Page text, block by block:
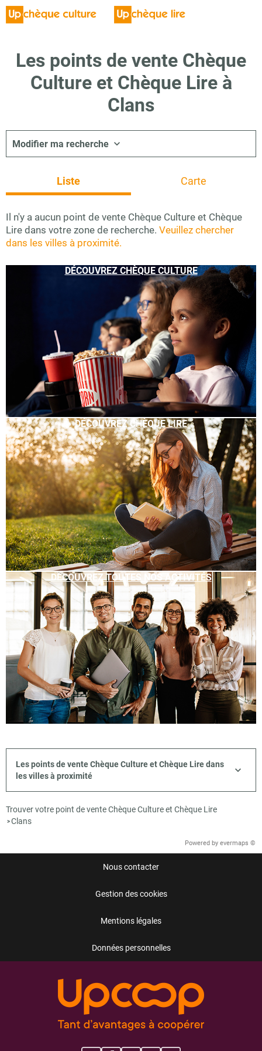
Les points de vente Chèque
Culture et Chèque Lire à
Clans
Modifier ma recherche
Liste Carte
Il n'y a aucun point de vente Chèque Culture et Chèque
Lire dans votre zone de recherche. Veuillez chercher
dans les villes à proximité.
DÉCOUVREZ CHÈQUE CULTURE
DÉCOUVREZ CHÈQUE LIRE
DÉCOUVREZ TOUTES NOS ACTIVITÉS
Les points de vente Chèque Culture et Chèque Lire dans
les villes à proximité
Trouver votre point de vente Chèque Culture et Chèque Lire
>Clans
Powered by evermaps ©
Nous contacter
Gestion des cookies
Mentions légales
Données personnelles